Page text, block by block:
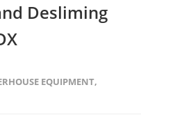
Desliming
EQUIPMENT,